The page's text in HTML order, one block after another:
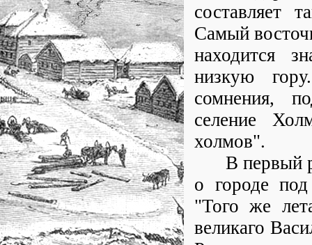
составляет
Самый
находится
низкую
сомнения,
селение
холмов".
В первый
о городе
"Того же
великаго